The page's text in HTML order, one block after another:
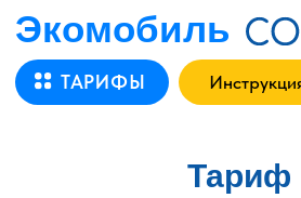
Инструкция по сбору
Экомобиль
ТАРИФЫ
Экомобиль – тариф
Тариф